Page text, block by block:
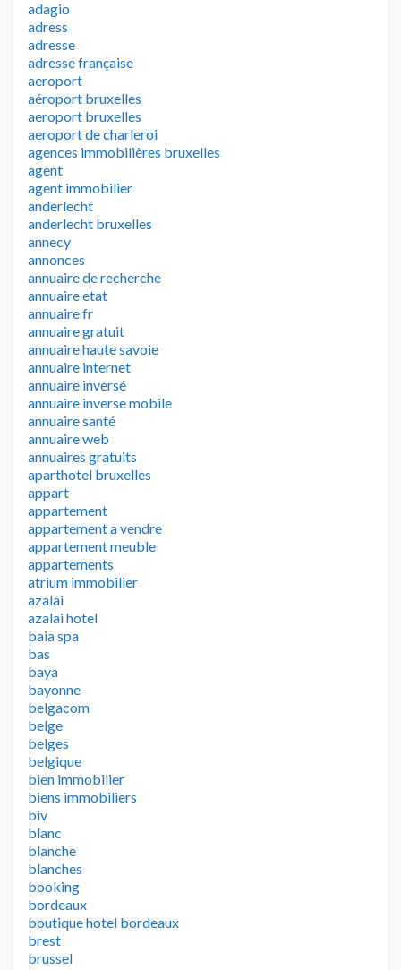
adagio
adress
adresse
adresse française
aeroport
aéroport bruxelles
aeroport bruxelles
aeroport de charleroi
agences immobilières bruxelles
agent
agent immobilier
anderlecht
anderlecht bruxelles
annecy
annonces
annuaire de recherche
annuaire etat
annuaire fr
annuaire gratuit
annuaire haute savoie
annuaire internet
annuaire inversé
annuaire inverse mobile
annuaire santé
annuaire web
annuaires gratuits
aparthotel bruxelles
appart
appartement
appartement a vendre
appartement meuble
appartements
atrium immobilier
azalai
azalai hotel
baia spa
bas
baya
bayonne
belgacom
belge
belges
belgique
bien immobilier
biens immobiliers
biv
blanc
blanche
blanches
booking
bordeaux
boutique hotel bordeaux
brest
brussel